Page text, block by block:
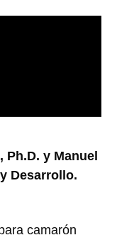
y Manuel
Desarrollo.
camarón